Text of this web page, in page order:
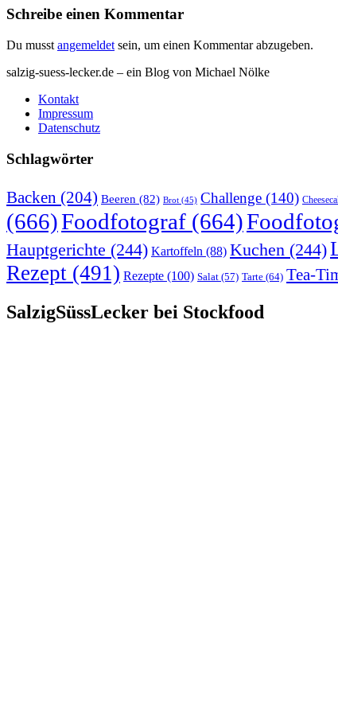
Schreibe einen Kommentar
Du musst angemeldet sein, um einen Kommentar abzugeben.
salzig-suess-lecker.de – ein Blog von Michael Nölke
Kontakt
Impressum
Datenschutz
Schlagwörter
Backen (204) Beeren (82) Brot (45) Challenge (140)
(666)Foodfotograf (664)
Hauptgerichte (244) Kartoffeln (88) Kuchen (244)
Rezept (491) Rezepte (100) Salat (57) Tarte (64) Tea-
SalzigSüssLecker bei Stockfood